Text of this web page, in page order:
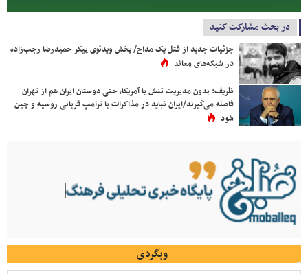
در بحث مشارکت کنید
جزئیات جدید از قتل یک مداح/ پخش ویدئوی پیکر حمیدرضا رجب‌زاده
در شبکه‌های معاند
ظریف: بدون مدیریت تنش با آمریکا، حتی دوستان ایران هم از تهران
فاصله می‌گیرند/ایران نباید در مذاکرات با ترامپ قربانی روسیه و چین
شود
وبگردی